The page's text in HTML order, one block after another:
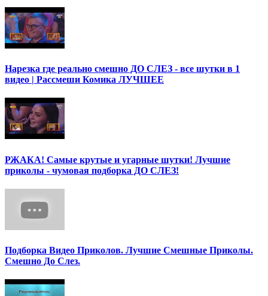
Нарезка где реально смешно ДО СЛЕЗ - все шутки в 1
видео | Рассмеши Комика ЛУЧШЕЕ
РЖАКА! Самые крутые и угарные шутки! Лучшие
приколы - чумовая подборка ДО СЛЕЗ!
Подборка Видео Приколов. Лучшие Смешные Приколы.
Смешно До Слез.